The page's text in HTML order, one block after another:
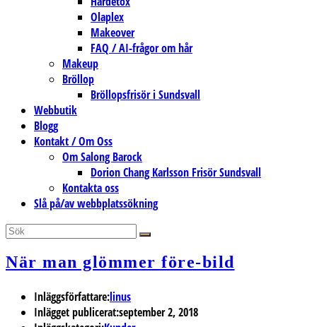
Olaplex
Makeover
FAQ / AI-frågor om hår
Makeup
Bröllop
Bröllopsfrisör i Sundsvall
Webbutik
Blogg
Kontakt / Om Oss
Om Salong Barock
Dorion Chang Karlsson Frisör Sundsvall
Kontakta oss
Slå på/av webbplatssökning
När man glömmer före-bild
Inläggsförfattare:linus
Inlägget publicerat:september 2, 2018